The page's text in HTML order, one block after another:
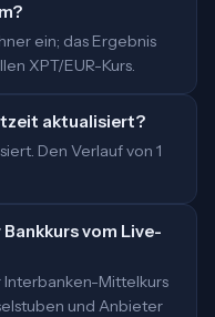
ein; das Ergebnis
XPT/EUR-Kurs.
aktualisiert?
Den Verlauf von 1
vom Live-
Interbanken-Mittelkurs
und Anbieter